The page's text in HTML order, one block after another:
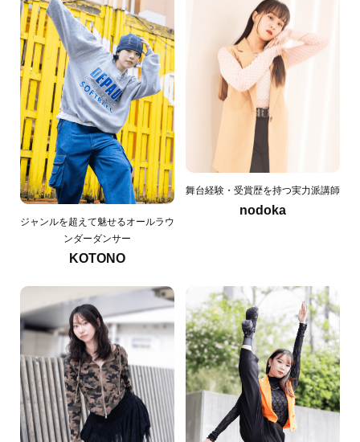
ジャンルを超えて魅せるオールラウ
ンダーダンサー
KOTONO
舞台経験・受賞歴を持つ実力派講師
nodoka